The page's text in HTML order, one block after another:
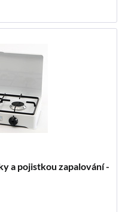
a pojistkou zapalování -